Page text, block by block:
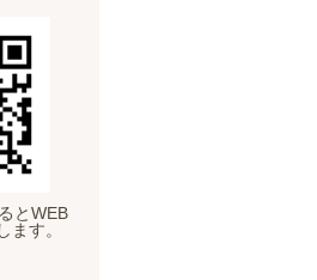
とWEB
ます。